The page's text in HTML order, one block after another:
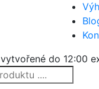
do 12:00